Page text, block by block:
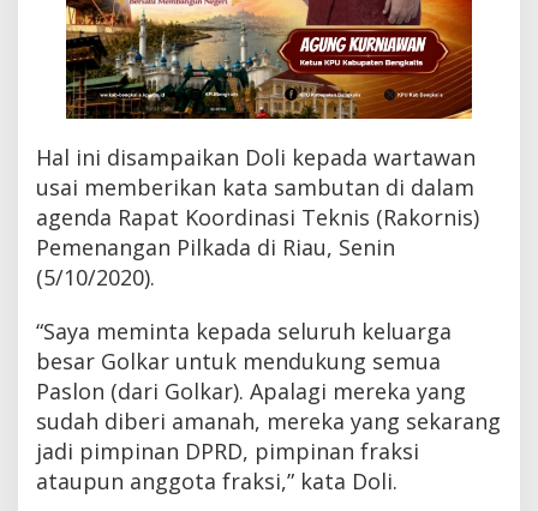
u
s
u
n
g
P
r
t
i
Hal ini disampaikan Doli kepada wartawan
usai memberikan kata sambutan di dalam
agenda Rapat Koordinasi Teknis (Rakornis)
Pemenangan Pilkada di Riau, Senin
(5/10/2020).
“Saya meminta kepada seluruh keluarga
besar Golkar untuk mendukung semua
Paslon (dari Golkar). Apalagi mereka yang
sudah diberi amanah, mereka yang sekarang
jadi pimpinan DPRD, pimpinan fraksi
ataupun anggota fraksi,” kata Doli.